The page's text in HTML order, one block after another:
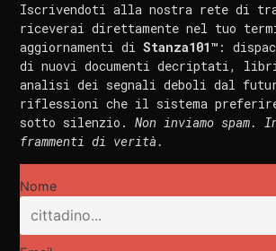
Iscrivendoti alla nostra rete di
riceverai direttamente nel tuo
aggiornamenti diStanza101™ :
di nuovi documenti decriptati,
analisi dei segnali deboli dal
riflessioni che il sistema
sotto silenzio.Non inviamo spam.
frammenti di verità.
Nome